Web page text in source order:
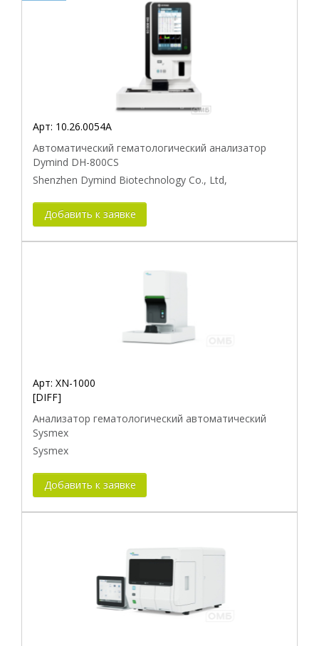
Арт: 10.26.0054A
Автоматический гематологический анализатор
Dymind DH-800CS
Shenzhen Dymind Biotechnology Co., Ltd,
Добавить к заявке
Арт: XN-1000
[DIFF]
Анализатор гематологический автоматический
Sysmex
Sysmex
Добавить к заявке